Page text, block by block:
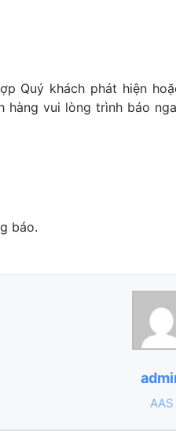
Quý khách phát hiện
hàng vui lòng trình báo
báo.
AAS